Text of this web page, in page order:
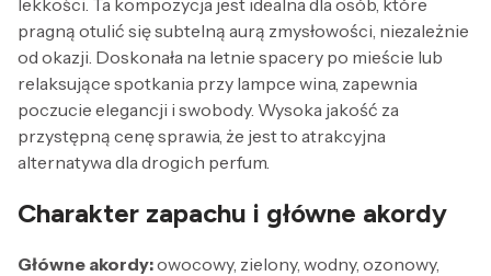
pragną otulić się subtelną aurą zmysłowości, niezależnie
od okazji. Doskonała na letnie spacery po mieście lub
relaksujące spotkania przy lampce wina, zapewnia
poczucie elegancji i swobody. Wysoka jakość za
przystępną cenę sprawia, że jest to atrakcyjna
alternatywa dla drogich perfum.
Charakter zapachu i główne akordy
Główne akordy:owocowy, zielony, wodny, ozonowy,